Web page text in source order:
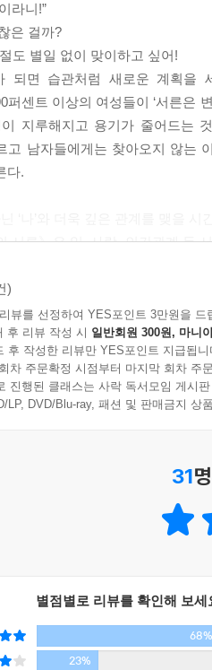
이 인생’이라고 말했다.
고 유쾌하게 지는 법도 아는
되고 싶은데
워하는 날 보면
활을 한다고
니라는 생각이 든다.
은 참 서글프지만, 그것 역시 어
을 놓치지 않기 위해 노력하기로
기 위해 노력하기로 했다.
든 말이다.
라니!”
은 걸까?
절도 별일 없이 맞이하고 싶어!
되면 습관처럼 새로운 계획을
퍼센트 이상의 여성들이 ‘서른은
지루해지고 용기가 줄어드는
고 남자들에게는 찾아오지 않는
다.
서른》은 일, 사랑, 인간관계 등
그림으로 사랑을 받고 있는
들의 이야기를 들으면서도 두근
에 대한 걱정으로 정신없이 하루
서른》은 서른 즈음의 여성들이
, 다시 사랑을 할 수 있을까, 낭
는 시각이 좀 더 여유롭고 성숙
는 것에 대한 두려움은 누구나
더 예뻐지는 서른 즈음, 우리들
쳤을 일상의 의미들을 이야기하
)
뷰를 선정하여 YES포인트 3만원을 드
후 리뷰 작성 시 일반회원 300원, 마니
후 작성한 리뷰만 YES포인트 지급됩니
차 주문확정 시점부터 마지막 회차 주
진행된 클래스는 사락 독서모임 게시
LP, DVD/Blu-ray, 패션 및 판매금지 상
31
별점별로 리뷰를 확인해 보세
68%
23%